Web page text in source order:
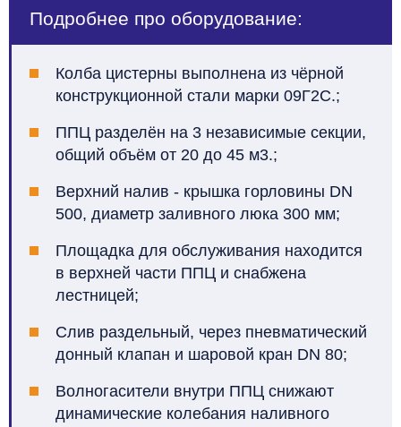
Подробнее про оборудование:
Колба цистерны выполнена из чёрной
конструкционной стали марки 09Г2С.;
ППЦ разделён на 3 независимые секции,
общий объём от 20 до 45 м3.;
Верхний налив - крышка горловины DN
500, диаметр заливного люка 300 мм;
Площадка для обслуживания находится
в верхней части ППЦ и снабжена
лестницей;
Слив раздельный, через пневматический
донный клапан и шаровой кран DN 80;
Волногасители внутри ППЦ снижают
динамические колебания наливного